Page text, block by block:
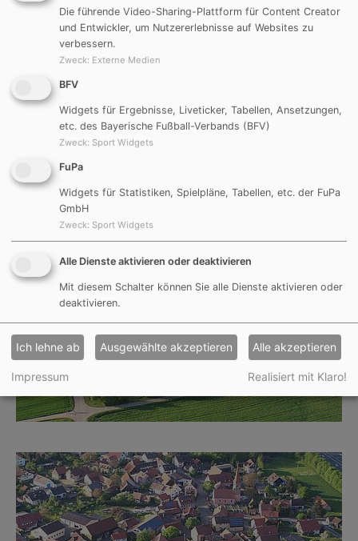
Die führende Video-Sharing-Plattform für Content Creator
und Entwickler, um Nutzererlebnisse auf Websites zu
verbessern.
Zweck: Externe Medien
BFV
Widgets für Ergebnisse, Liveticker, Tabellen, Ansetzungen,
etc. des Bayerische Fußball-Verbands (BFV)
Zweck: Sport Widgets
FuPa
Widgets für Statistiken, Spielpläne, Tabellen, etc. der FuPa
GmbH
Zweck: Sport Widgets
Alle Dienste aktivieren oder deaktivieren
Mit diesem Schalter können Sie alle Dienste aktivieren oder
deaktivieren.
Ich lehne ab Ausgewählte akzeptieren Alle akzeptieren
Impressum Realisiert mit Klaro!